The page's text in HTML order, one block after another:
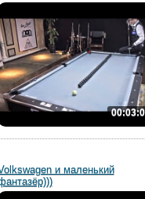
и маленький